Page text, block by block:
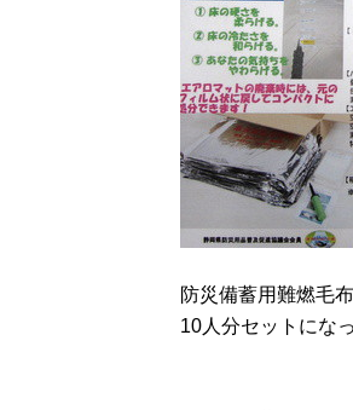
防災備蓄用難燃毛
10人分セットにな